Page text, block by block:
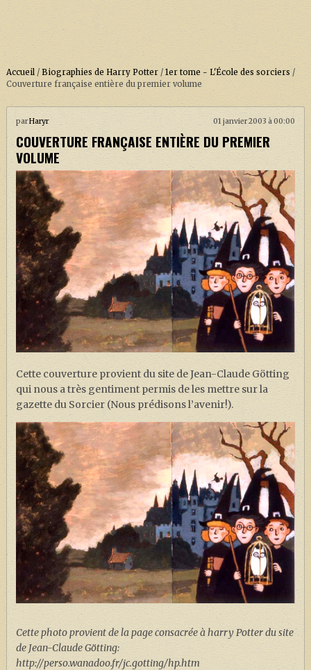
ACCUEIL
À PROPOS
SOUTENEZ-NOUS !
LA SÉRIE HARRY POTTER (REBOOT)
HARRY POTTER : LIVRES
BIOPICS DE HARRY POTTER
LES ANIMAUX FANTASTIQUES
J. K. ROWLING
ARTISANAT MOLDU
CULTURE
PODCASTS
LES GRANDS ARTICLES DE LA GAZETTE
DOSSIERS
JEUX
Accueil/ Biographies de Harry Potter/ 1er tome - L'École des sorciers /
Couverture française entière du premier volume
parHaryr 01 janvier 2003 à 00:00
COUVERTURE FRANÇAISE ENTIÈRE DU PREMIER
VOLUME
Cette couverture provient du site de Jean-Claude Götting
qui nous a très gentiment permis de les mettre sur la
gazette du Sorcier (Nous prédisons l’avenir!).
Cette photo provient de la page consacrée à harry Potter du site
de Jean-Claude Götting:
http://perso.wanadoo.fr/jc.gotting/hp.htm